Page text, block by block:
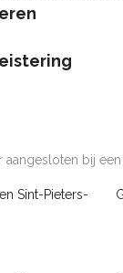
aangesloten bij
Sint-Pieters-